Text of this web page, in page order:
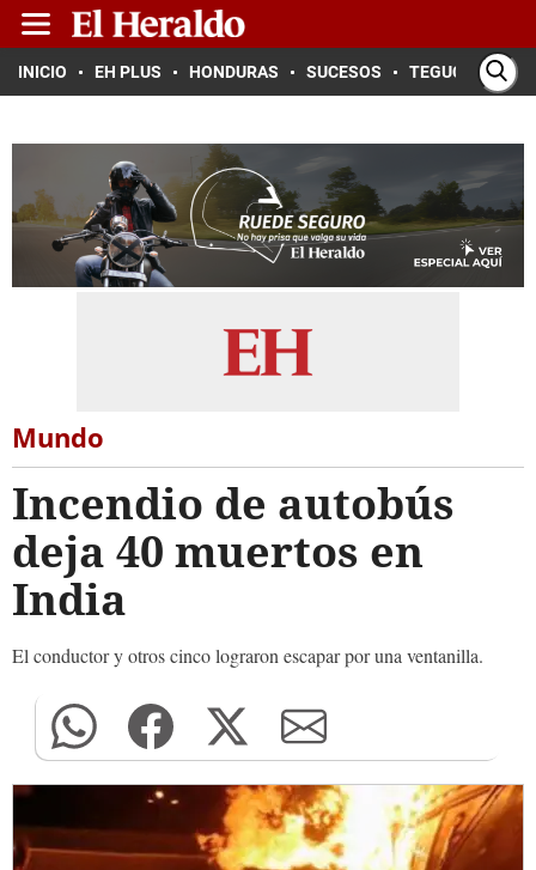
INICIO EH PLUS HONDURAS SUCESOS TEGUCIGALPA
Mundo
Incendio de autobús
deja 40 muertos en
India
El conductor y otros cinco lograron escapar por una ventanilla.